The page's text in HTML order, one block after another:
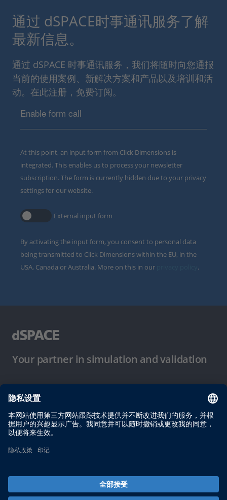
通过 dSPACE时事通讯服务了解
最新信息。
通过 dSPACE 时事通讯服务，我们将随时向您通报
当前的使用案例、新解决方案和产品以及培训和活
动。在此注册，免费订阅。
Enable form call
At this point, an input form from Click Dimensions is
integrated. This enables us to process your newsletter
subscription. The form is currently hidden due to your privacy
settings for our website.
External input form
By activating the input form, you consent to personal data
being transmitted to Click Dimensions within the EU, in the
USA, Canada or Australia. More on this in our
.
Your partner in simulation and validation
使用条件
隐私政策
版权声明与一般条款及条件